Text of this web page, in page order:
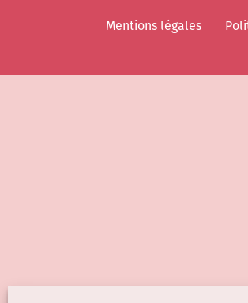
Mentions légales